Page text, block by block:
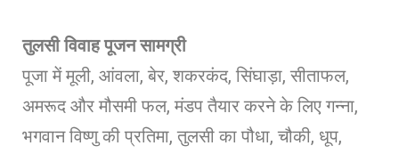
तुलसी विवाह पूजन सामग्री
पूजा में मूली, आंवला, बेर, शकरकंद, सिंघाड़ा, सीताफल,
अमरूद और मौसमी फल, मंडप तैयार करने के लिए गन्ना,
भगवान विष्णु की प्रतिमा, तुलसी का पौधा, चौकी, धूप,